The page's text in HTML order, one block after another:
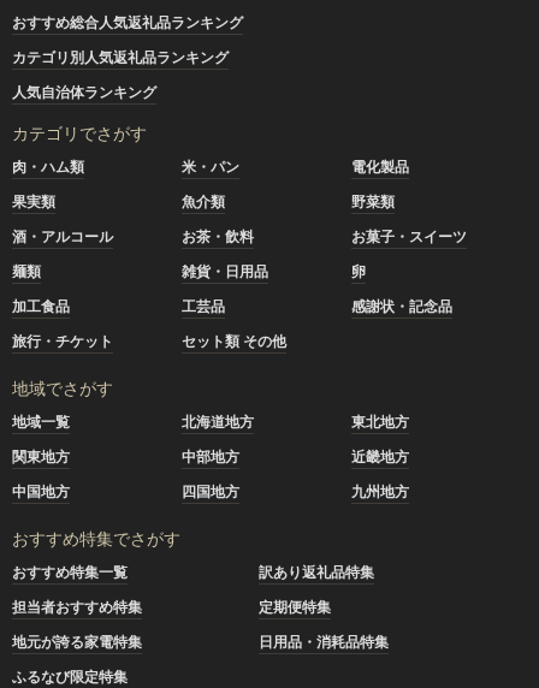
おすすめ総合人気返礼品ランキング
カテゴリ別人気返礼品ランキング
人気自治体ランキング
カテゴリでさがす
肉・ハム類 米・パン
電化製品
果実類
魚介類
野菜類
酒・アルコール
お茶・飲料
お菓子・スイーツ
麺類
雑貨・日用品
卵
加工食品
工芸品
感謝状・記念品
旅行・チケット
セット類 その他
地域でさがす
地域一覧 北海道地方
東北地方
関東地方
中部地方
近畿地方
中国地方
四国地方 九州地方
おすすめ特集でさがす
おすすめ特集一覧
訳あり返礼品特集
担当者おすすめ特集
定期便特集
地元が誇る家電特集
日用品・消耗品特集
ふるなび限定特集